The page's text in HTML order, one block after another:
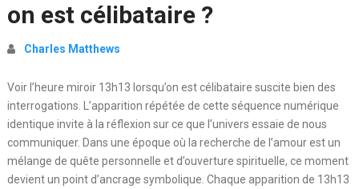
on est célibataire ?
Charles Matthews
Voir l’heure miroir 13h13 lorsqu’on est célibataire suscite bien des
interrogations. L’apparition répétée de cette séquence numérique
identique invite à la réflexion sur ce que l’univers essaie de nous
communiquer. Dans une époque où la recherche de l’amour est un
mélange de quête personnelle et d’ouverture spirituelle, ce moment
devient un point d’ancrage symbolique. Chaque apparition de 13h13